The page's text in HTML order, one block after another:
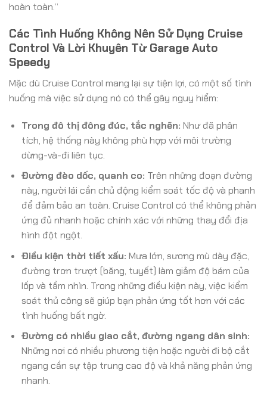
hoàn toàn.”
Các Tình Huống Không Nên Sử Dụng Cruise
Control Và Lời Khuyên Từ Garage Auto
Speedy
Mặc dù Cruise Control mang lại sự tiện lợi, có một số tình
huống mà việc sử dụng nó có thể gây nguy hiểm:
Trong đô thị đông đúc, tắc nghẽn: Như đã phân
tích, hệ thống này không phù hợp với môi trường
dừng-và-đi liên tục.
Đường đèo dốc, quanh co: Trên những đoạn đường
này, người lái cần chủ động kiểm soát tốc độ và phanh
để đảm bảo an toàn. Cruise Control có thể không phản
ứng đủ nhanh hoặc chính xác với những thay đổi địa
hình đột ngột.
Điều kiện thời tiết xấu: Mưa lớn, sương mù dày đặc,
đường trơn trượt (băng, tuyết) làm giảm độ bám của
lốp và tầm nhìn. Trong những điều kiện này, việc kiểm
soát thủ công sẽ giúp bạn phản ứng tốt hơn với các
tình huống bất ngờ.
Đường có nhiều giao cắt, đường ngang dân sinh:
Những nơi có nhiều phương tiện hoặc người đi bộ cắt
ngang cần sự tập trung cao độ và khả năng phản ứng
nhanh.